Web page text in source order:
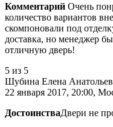
Комментарий Очень
количество вариантов
скомпоновали под
доставка, но менеджер
отличную дверь!
5 из 5
Шубина Елена
22 января 2017, 20:00,
ДостоинстваДвери не